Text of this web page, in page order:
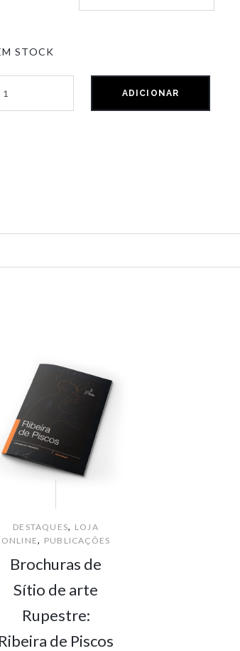
STOCK
ADICIONAR
DESTAQUES, LOJA
ONLINE, PUBLICAÇÕES
Brochuras de
Sítio de arte
Rupestre:
Ribeira de Piscos